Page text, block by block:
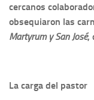
cercanos
obsequiaron las
Martyrum y San José,
La carga del pastor